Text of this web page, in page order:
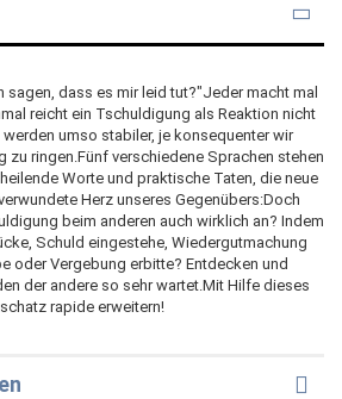
dass es mir leid tut?"Jeder macht mal
reicht ein Tschuldigung als Reaktion nicht
werden umso stabiler, je konsequenter wir
zu ringen.Fünf verschiedene Sprachen stehen
Worte und praktische Taten, die neue
Herz unseres Gegenübers:Doch
beim anderen auch wirklich an? Indem
Schuld eingestehe, Wiedergutmachung
oder Vergebung erbitte? Entdecken und
der andere so sehr wartet.Mit Hilfe dieses
rapide erweitern!